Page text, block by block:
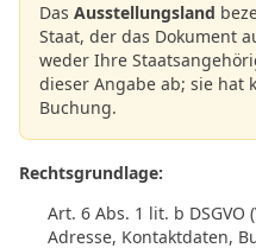
Das Ausstellungsland
Staat, der das Dokument
weder Ihre
dieser Angabe ab; sie hat
Buchung.
Rechtsgrundlage:
Art. 6 Abs. 1 lit. b
Adresse, Kontaktdaten,